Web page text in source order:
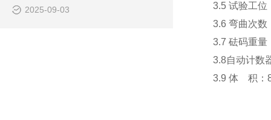
2025-09-03
3.5 试验工位
3.6 弯曲次数
3.7 砝码重量
3.8自动计数
3.9 体 积：